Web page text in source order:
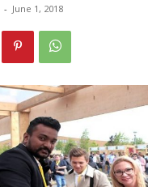
- June 1, 2018